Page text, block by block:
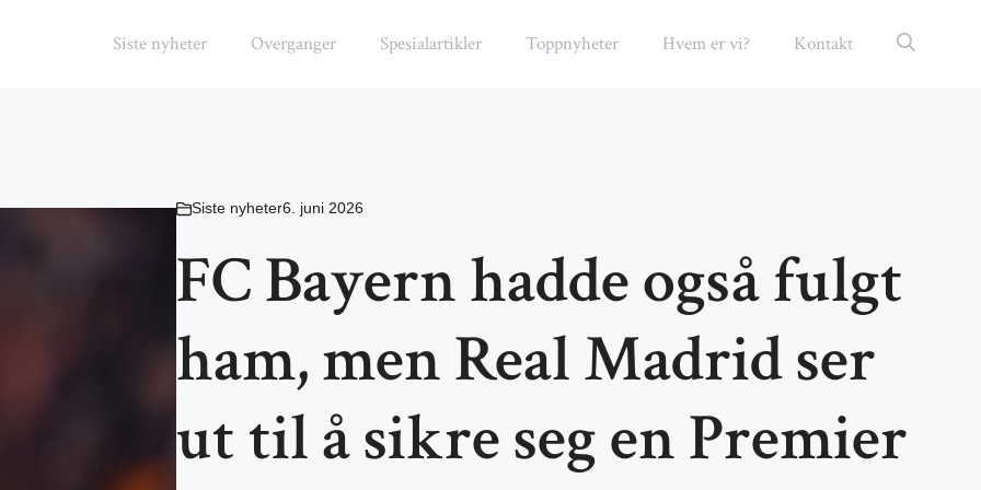
Siste nyheter Overganger Spesialartikler Toppnyheter Hvem er vi? Kontakt
Siste nyheter6. juni 2026
FC Bayern hadde også fulgt
ham, men Real Madrid ser
ut til å sikre seg en Premier